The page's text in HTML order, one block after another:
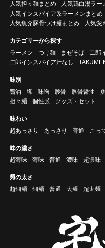
人気担々麺まとめ
人気鶏白湯ラー
人気インスパイア系ラーメンまとめ
人気魚介豚骨つけ麺まとめ
人気変
カテゴリーから探す
ラーメン
つけ麺 まぜそば
二郎
二郎インスパイア汁なし
味別
醤油
塩 味噌 豚骨 豚骨醤油
担々麺
個性派 グッズ・セット
味わい
超あっさり
あっさり 普通 こっ
味の濃さ
超薄味
薄味 普通 濃味 超濃味
麺の太さ
超細麺
細麺 普通 太麺 超太麺